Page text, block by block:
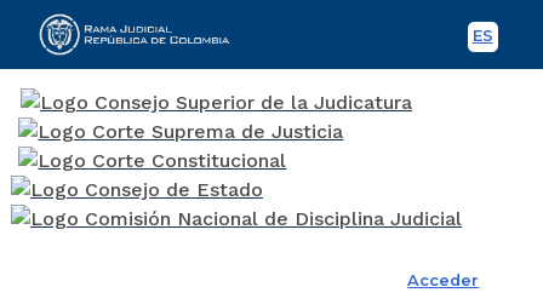
ES
Acceder